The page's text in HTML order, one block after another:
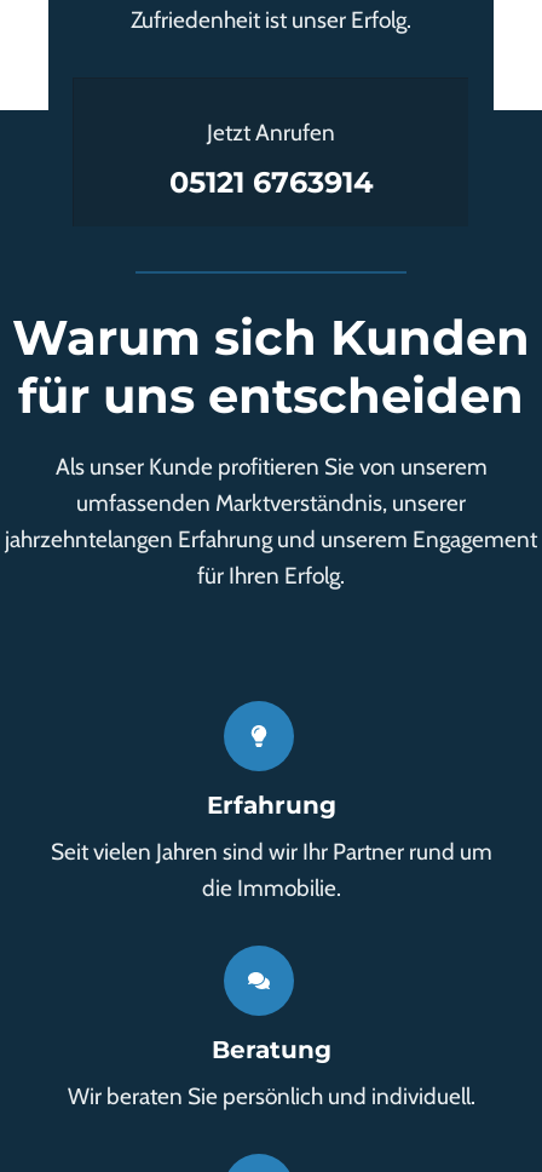
Zufriedenheit ist unser Erfolg.
Jetzt Anrufen
05121 6763914
Warum sich Kunden
für uns entscheiden
Als unser Kunde profitieren Sie von unserem
umfassenden Marktverständnis, unserer
jahrzehntelangen Erfahrung und unserem Engagement
für Ihren Erfolg.
Erfahrung
Seit vielen Jahren sind wir Ihr Partner rund um
die Immobilie.
Beratung
Wir beraten Sie persönlich und individuell.